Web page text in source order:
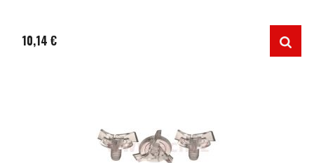
10,14 €